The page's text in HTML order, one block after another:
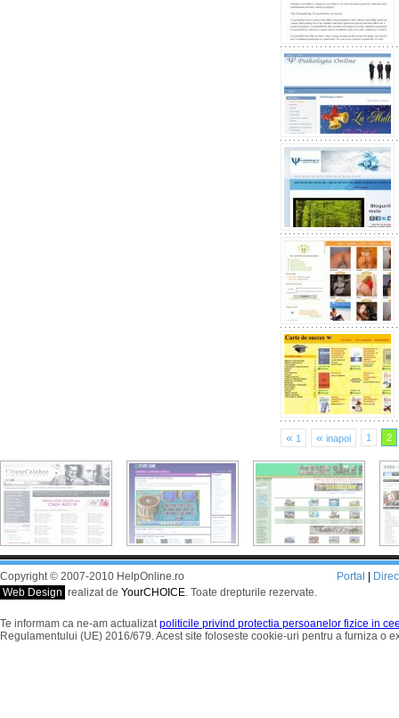
« 1 « inapoi 1 2
Copyright © 2007-2010 HelpOnline.ro
Web Design realizat de YourCHOICE. Toate drepturile rezervate.
Portal
Te informam ca ne-am actualizatpoliticile privind protectia persoanelor fizice in
Regulamentului (UE) 2016/679. Acest site foloseste cookie-uri pentru a furniza o